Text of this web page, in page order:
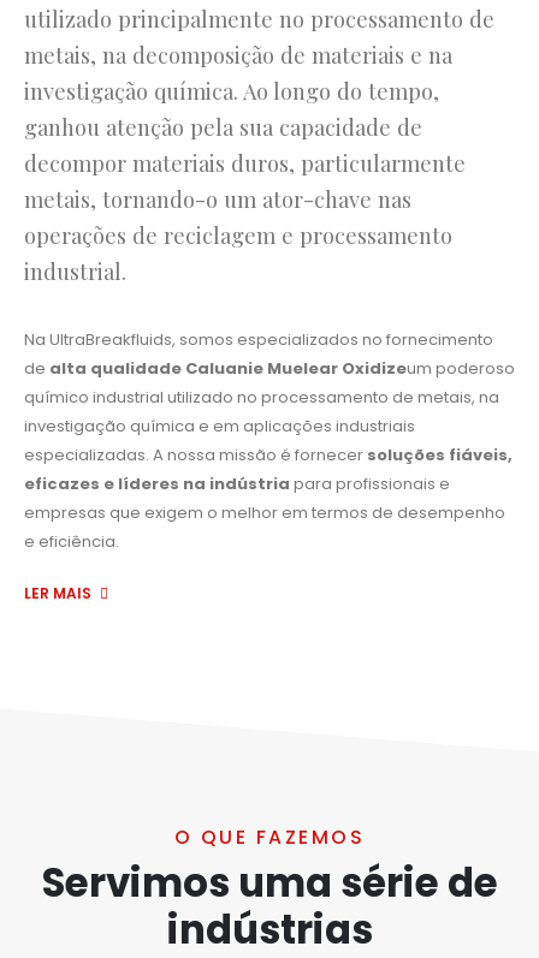
utilizado principalmente no processamento de
metais, na decomposição de materiais e na
investigação química. Ao longo do tempo,
ganhou atenção pela sua capacidade de
decompor materiais duros, particularmente
metais, tornando-o um ator-chave nas
operações de reciclagem e processamento
industrial.
Na UltraBreakfluids, somos especializados no fornecimento
de alta qualidade Caluanie Muelear Oxidizeum poderoso
químico industrial utilizado no processamento de metais, na
investigação química e em aplicações industriais
especializadas. A nossa missão é fornecer soluções fiáveis,
eficazes e líderes na indústria para profissionais e
empresas que exigem o melhor em termos de desempenho
e eficiência.
LER MAIS
O QUE FAZEMOS
Servimos uma série de
indústrias
Bahasa Melayu
ဗမာစာ
ພາສາລາວ